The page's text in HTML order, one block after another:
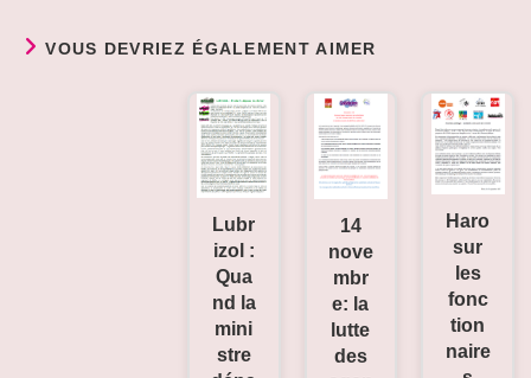
VOUS DEVRIEZ ÉGALEMENT AIMER
Haro
sur
les
fonc
tion
naire
14
nove
mbr
e: la
lutte
des
Lubr
izol :
Qua
nd la
mini
stre